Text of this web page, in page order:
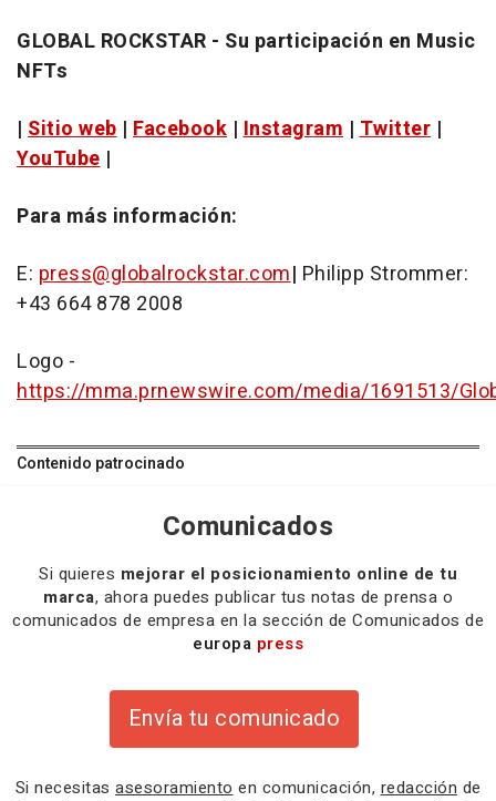
GLOBAL ROCKSTAR - Su participación en Music
NFTs
| Sitio web| Facebook |Instagram |Twitter |
YouTube|
Para más información:
E: press@globalrockstar.com| Philipp Strommer:
+43 664 878 2008
Logo -
https://mma.prnewswire.com/media/1691513/
Contenido patrocinado
Comunicados
Si quieres mejorar el posicionamiento online de tu
marca, ahora puedes publicar tus notas de prensa o
comunicados de empresa en la sección de Comunicados de
europa press
Envía tu comunicado
Si necesitas asesoramiento en comunicación, redacción de